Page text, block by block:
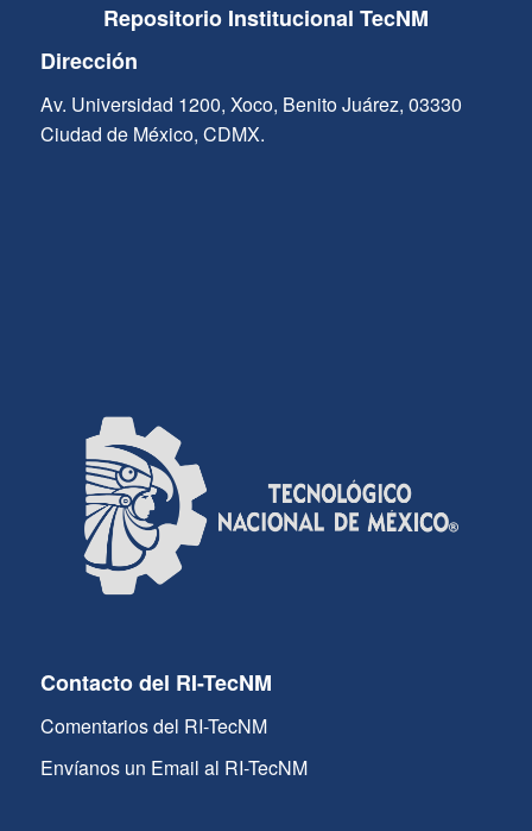
Repositorio Institucional TecNM
Dirección
Av. Universidad 1200, Xoco, Benito Juárez, 03330
Ciudad de México, CDMX.
Contacto del RI-TecNM
Comentarios del RI-TecNM
Envíanos un Email al RI-TecNM